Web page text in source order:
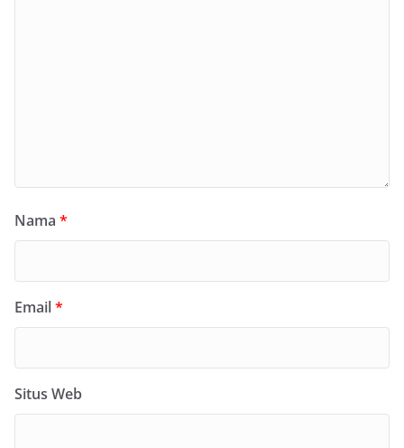
Nama *
Email*
Situs Web